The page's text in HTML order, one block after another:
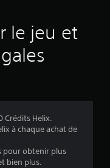
le jeu et
Crédits Helix.
à chaque achat de
pour obtenir plus
bien plus.